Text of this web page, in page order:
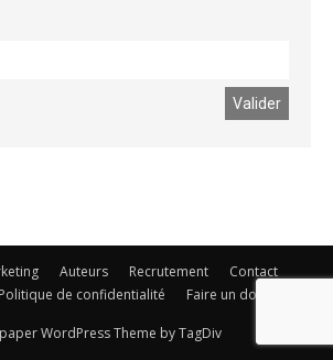
Auteurs Recrutement
Contact
Politique de confidentialité Faire un don
WordPress Theme by TagDiv